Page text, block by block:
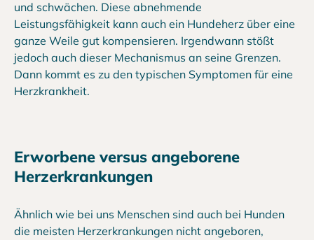
und schwächen. Diese abnehmende
Leistungsfähigkeit kann auch ein Hundeherz über eine
ganze Weile gut kompensieren. Irgendwann stößt
jedoch auch dieser Mechanismus an seine Grenzen.
Dann kommt es zu den typischen Symptomen für eine
Herzkrankheit.
Erworbene versus angeborene
Herzerkrankungen
Ähnlich wie bei uns Menschen sind auch bei Hunden
die meisten Herzerkrankungen nicht angeboren,